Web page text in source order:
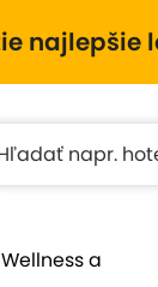
najlepšie
a